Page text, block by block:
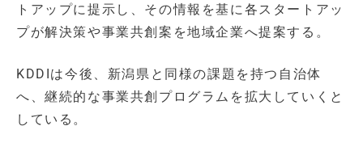
トアップに提示し、その情報を基に各スタートアッ
プが解決策や事業共創案を地域企業へ提案する。
KDDIは今後、新潟県と同様の課題を持つ自治体
へ、継続的な事業共創プログラムを拡大していくと
している。